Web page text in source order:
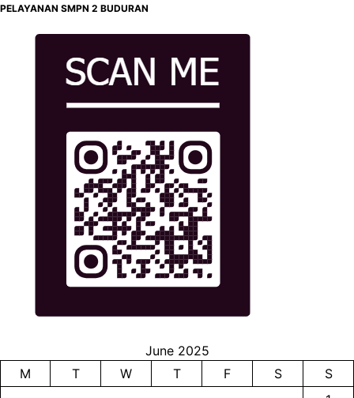
PELAYANAN SMPN 2 BUDURAN
June 2025
M
T W T F S
S